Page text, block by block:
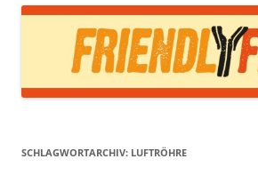
SCHLAGWORTARCHIV: LUFTRÖHRE